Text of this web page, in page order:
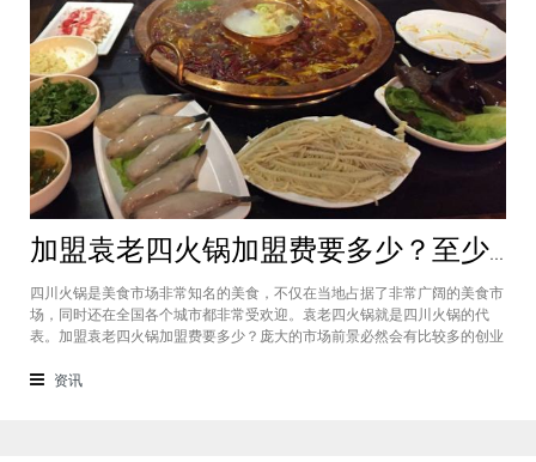
加盟袁老四火锅加盟费要多少？至少50万资金你准备好了吗？
四川火锅是美食市场非常知名的美食，不仅在当地占据了非常广阔的美食市
场，同时还在全国各个城市都非常受欢迎。袁老四火锅就是四川火锅的代
表。加盟袁老四火锅加盟费要多少？庞大的市场前景必然会有比较多的创业
城市都有着不一样的加盟费标准，袁老四火锅加盟至少要有50万资金你准备
资讯